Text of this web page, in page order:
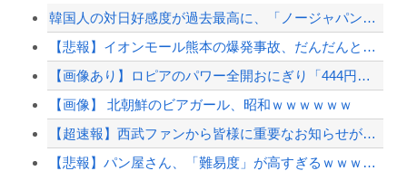
韓国人の対日好感度が過去最高に、「ノージャパン」は終わった？＝ネット「中国より1...
【悲報】イオンモール熊本の爆発事故、だんだんとイオン側が悪いんじゃないかという世...
【画像あり】ロピアのパワー全開おにぎり「444円」がコチラｗｗｗｗｗ
【画像】 北朝鮮のビアガール、昭和ｗｗｗｗｗｗ
【超速報】西武ファンから皆様に重要なお知らせがあります
【悲報】パン屋さん、「難易度」が高すぎるｗｗｗｗｗ